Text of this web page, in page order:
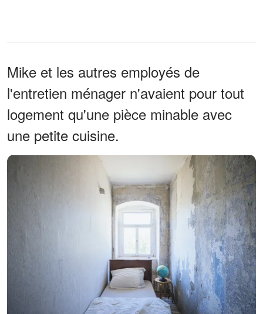
Mike et les autres employés de
l'entretien ménager n'avaient pour tout
logement qu'une pièce minable avec
une petite cuisine.